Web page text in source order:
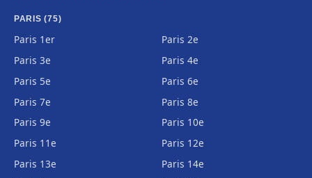
PARIS (75)
Paris 1er
Paris 2e
Paris 3e
Paris 4e
Paris 5e
Paris 6e
Paris 7e
Paris 8e
Paris 9e
Paris 10e
Paris 11e
Paris 12e
Paris 13e
Paris 14e